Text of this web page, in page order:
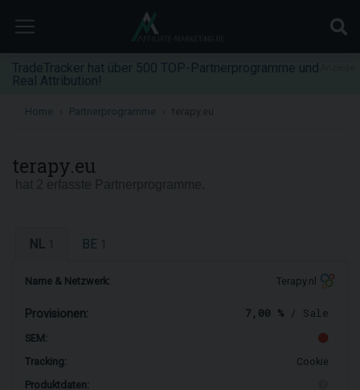
TradeTracker hat über 500 TOP-Partnerprogramme und
Real Attribution!
Home Partnerprogramme
terapy.eu
NL BE
Name & Netzwerk: Terapy.nl
Provisionen: 7,00 % / Sale
SEM:
Tracking:
Cookie
Produktdaten: